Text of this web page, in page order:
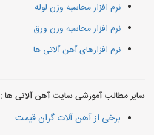
نرم افزار محاسبه وزن لوله
نرم افزار محاسبه وزن ورق
نرم افزارهای آهن آلاتی ها
سایر مطالب آموزشی سایت آهن آلاتی ها :
برخی از آهن آلات گران قیمت